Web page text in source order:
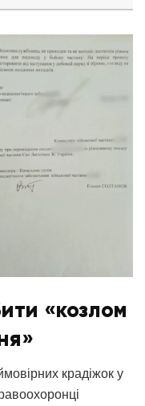
«козлом
крадіжок у